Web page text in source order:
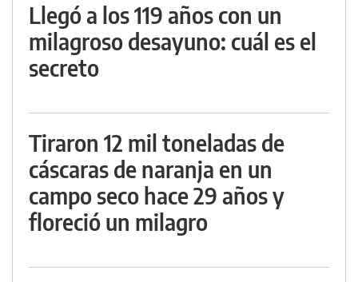
Llegó a los 119 años con un
milagroso desayuno: cuál es el
secreto
Tiraron 12 mil toneladas de
cáscaras de naranja en un
campo seco hace 29 años y
floreció un milagro